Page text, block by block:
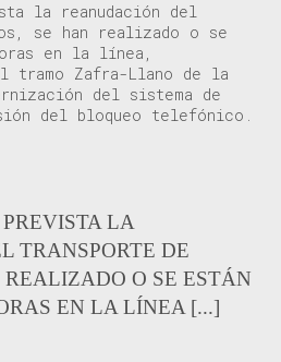
la reanudación del
se han realizado o se
en la línea,
tramo Zafra-Llano de la
del sistema de
del bloqueo telefónico.
LA
TRANSPORTE DE
O SE ESTÁN
EN LA LÍNEA [...]